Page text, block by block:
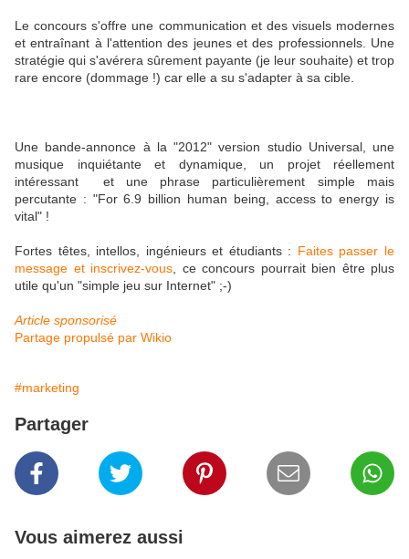
Le concours s'offre une communication et des visuels modernes
et entraînant à l'attention des jeunes et des professionnels. Une
stratégie qui s'avérera sûrement payante (je leur souhaite) et trop
rare encore (dommage !) car elle a su s'adapter à sa cible.
Une bande-annonce à la "2012" version studio Universal, une
musique inquiétante et dynamique, un projet réellement
intéressant et une phrase particulièrement simple mais
percutante : "For 6.9 billion human being, access to energy is
vital" !
Fortes têtes, intellos, ingénieurs et étudiants : Faites passer le
message et inscrivez-vous , ce concours pourrait bien être plus
utile qu'un "simple jeu sur Internet" ;-)
Article sponsorisé
Partage propulsé par Wikio
#marketing
Partager
Vous aimerez aussi